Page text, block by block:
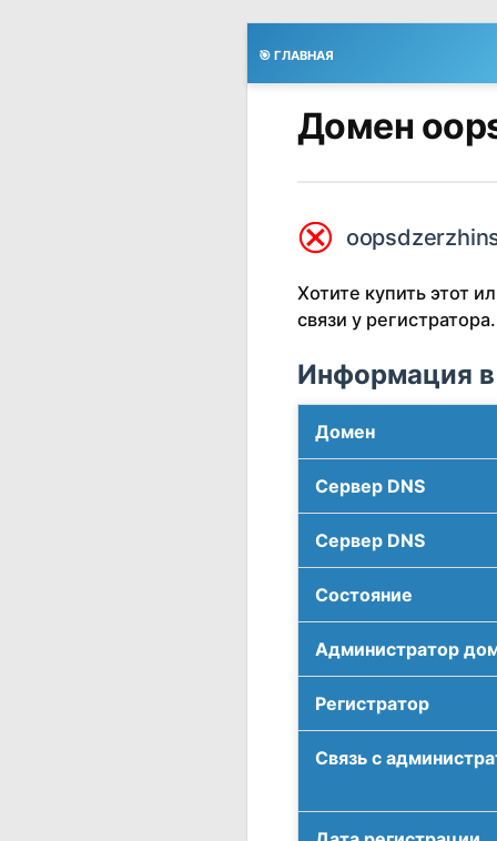
🎯 ГЛАВНАЯ
Домен
⮿
Хотите купить этот
связи у регистратора.
Информация в
Домен
Сервер DNS
Сервер DNS
Соcтояние
Администратор
Регистратор
Связь с